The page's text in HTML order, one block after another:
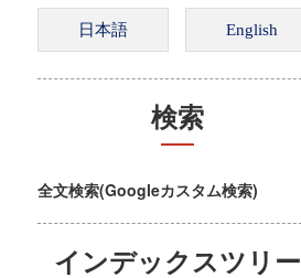
検索
全文検索(Googleカスタム検索)
インデックスツリー